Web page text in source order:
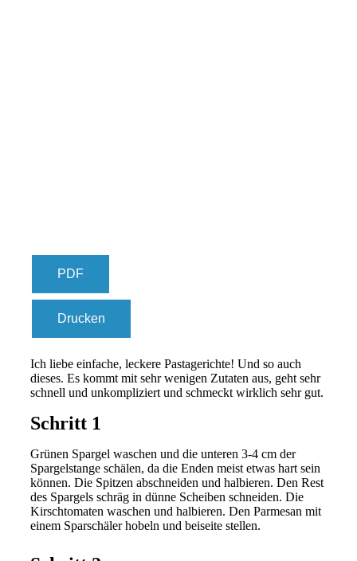
PDF
Drucken
Ich liebe einfache, leckere Pastagerichte! Und so auch
dieses. Es kommt mit sehr wenigen Zutaten aus, geht sehr
schnell und unkompliziert und schmeckt wirklich sehr gut.
Schritt 1
Grünen Spargel waschen und die unteren 3-4 cm der
Spargelstange schälen, da die Enden meist etwas hart sein
können. Die Spitzen abschneiden und halbieren. Den Rest
des Spargels schräg in dünne Scheiben schneiden. Die
Kirschtomaten waschen und halbieren. Den Parmesan mit
einem Sparschäler hobeln und beiseite stellen.